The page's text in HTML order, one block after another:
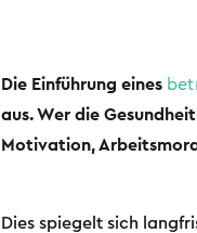
Die Einführung eines
aus. Wer die
Motivation,
Dies spiegelt sich